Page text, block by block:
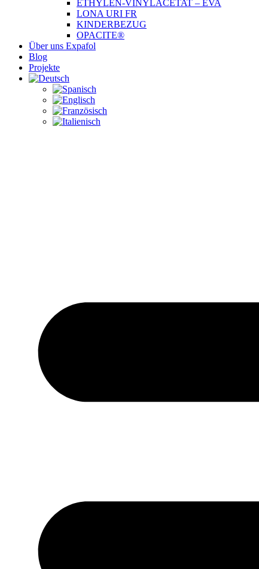
ETHYLEN-VINYLACETAT – EVA
LONA URI FR
KINDERBEZUG
OPACITE®
Über uns Expafol
Blog
Projekte